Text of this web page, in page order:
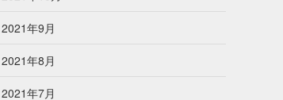
2021年9月
2021年8月
2021年7月